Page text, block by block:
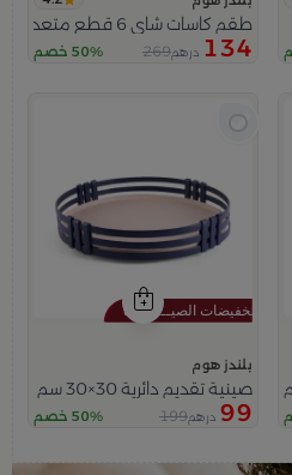
طقم كاسات شاي 6 قطع متعدد الالوان من أزوريا
134 درهم269 50% خصم
بلندز هوم
صينية تقديم دائرية 30×30 سم أسود من الحديد بحافة شبكية من زيانا
99 درهم199 50% خصم